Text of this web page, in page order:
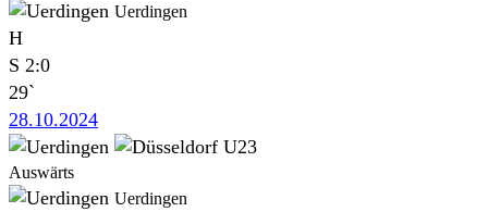
Uerdingen
H
S 2:0
29`
28.10.2024
Auswärts
Uerdingen